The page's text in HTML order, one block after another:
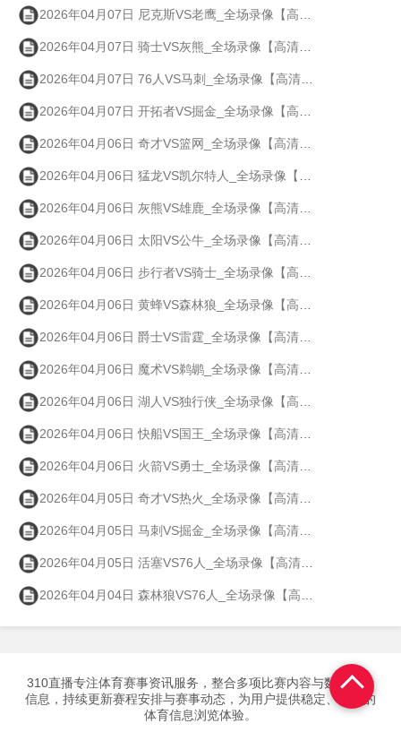
2026年04月07日 尼克斯VS老鹰_全场录像【高清回放】
2026年04月07日 骑士VS灰熊_全场录像【高清回放】
2026年04月07日 76人VS马刺_全场录像【高清回放】
2026年04月07日 开拓者VS掘金_全场录像【高清回放】
2026年04月06日 奇才VS篮网_全场录像【高清回放】
2026年04月06日 猛龙VS凯尔特人_全场录像【高清回放】
2026年04月06日 灰熊VS雄鹿_全场录像【高清回放】
2026年04月06日 太阳VS公牛_全场录像【高清回放】
2026年04月06日 步行者VS骑士_全场录像【高清回放】
2026年04月06日 黄蜂VS森林狼_全场录像【高清回放】
2026年04月06日 爵士VS雷霆_全场录像【高清回放】
2026年04月06日 魔术VS鹈鹕_全场录像【高清回放】
2026年04月06日 湖人VS独行侠_全场录像【高清回放】
2026年04月06日 快船VS国王_全场录像【高清回放】
2026年04月06日 火箭VS勇士_全场录像【高清回放】
2026年04月05日 奇才VS热火_全场录像【高清回放】
2026年04月05日 马刺VS掘金_全场录像【高清回放】
2026年04月05日 活塞VS76人_全场录像【高清回放】
2026年04月04日 森林狼VS76人_全场录像【高清回放】
310直播专注体育赛事资讯服务，整合多项比赛内容与数据参考
信息，持续更新赛程安排与赛事动态，为用户提供稳定、高效的
体育信息浏览体验。